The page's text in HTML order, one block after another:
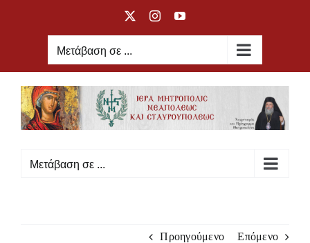
X InstagramYouTube
Μετάβαση σε ...
Μετάβαση σε ...
Προηγούμενο Επόμενο